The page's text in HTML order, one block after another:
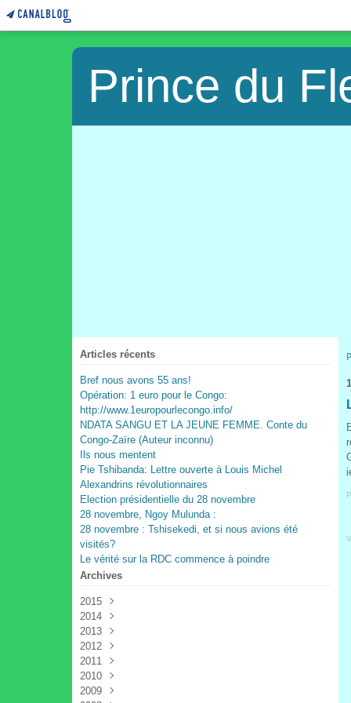
Prince du
Articles récents
Bref nous avons 55 ans!
Opération: 1 euro pour le Congo:
http://www.1europourlecongo.info/
NDATA SANGU ET LA JEUNE FEMME. Conte du
Congo-Zaïre (Auteur inconnu)
Ils nous mentent
Pie Tshibanda: Lettre ouverte à Louis Michel
Alexandrins révolutionnaires
Election présidentielle du 28 novembre
28 novembre, Ngoy Mulunda :
28 novembre : Tshisekedi, et si nous avions été
visités?
Le vérité sur la RDC commence à poindre
Archives
2015
Juin
2014
Mai(2)
2013
Janvier
2012
Janvier
2011
Novembre
Juillet
2010
Octobre
2009